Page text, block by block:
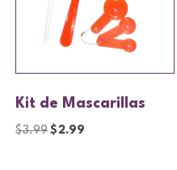
Kit de Mascarillas
$3.99 $2.99